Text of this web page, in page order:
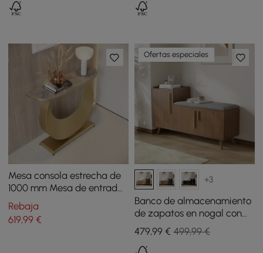
Mesa consola estrecha de
1000 mm Mesa de entrada
de piedra sinterizada gris
con base de acero de
media luna
Rebaja
619,99 €
Ofertas especiales
+3
Banco de almacenamiento
de zapatos en nogal con
armario a la izquierda
para entrada
479,99€ 499,99 €